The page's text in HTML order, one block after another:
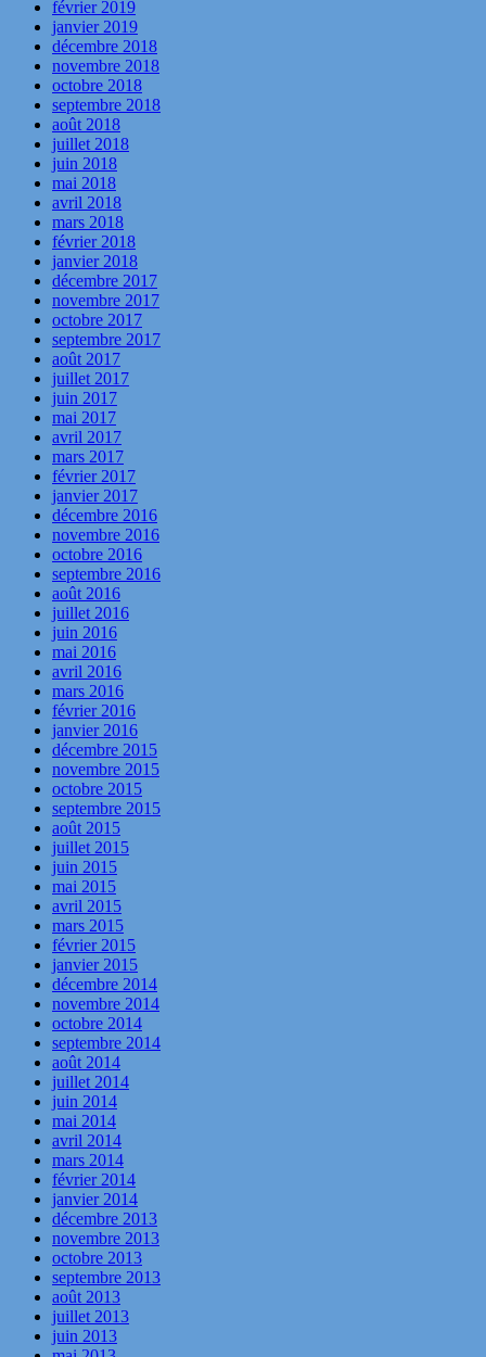
février 2019
janvier 2019
décembre 2018
novembre 2018
octobre 2018
septembre 2018
août 2018
juillet 2018
juin 2018
mai 2018
avril 2018
mars 2018
février 2018
janvier 2018
décembre 2017
novembre 2017
octobre 2017
septembre 2017
août 2017
juillet 2017
juin 2017
mai 2017
avril 2017
mars 2017
février 2017
janvier 2017
décembre 2016
novembre 2016
octobre 2016
septembre 2016
août 2016
juillet 2016
juin 2016
mai 2016
avril 2016
mars 2016
février 2016
janvier 2016
décembre 2015
novembre 2015
octobre 2015
septembre 2015
août 2015
juillet 2015
juin 2015
mai 2015
avril 2015
mars 2015
février 2015
janvier 2015
décembre 2014
novembre 2014
octobre 2014
septembre 2014
août 2014
juillet 2014
juin 2014
mai 2014
avril 2014
mars 2014
février 2014
janvier 2014
décembre 2013
novembre 2013
octobre 2013
septembre 2013
août 2013
juillet 2013
juin 2013